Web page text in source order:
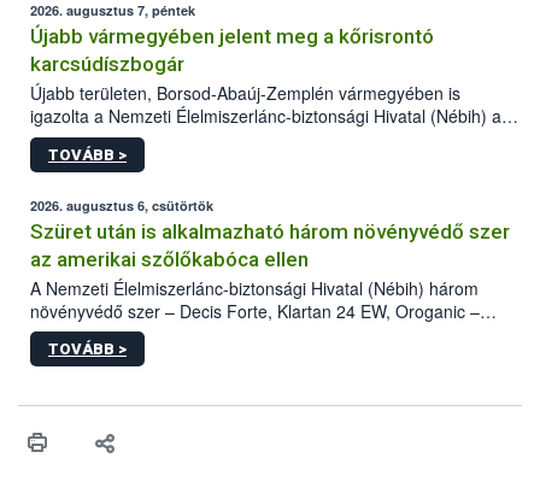
2026. augusztus 7, péntek
Újabb vármegyében jelent meg a kőrisrontó
karcsúdíszbogár
Újabb területen, Borsod-Abaúj-Zemplén vármegyében is
igazolta a Nemzeti Élelmiszerlánc-biztonsági Hivatal (Nébih) a
kőrisrontó karcsúdíszbogár (Agrilus planipennis) jelenlétét. A
kártevőt nem csak színcsapdában találták meg, de már fertőzött
az intenzív felderítést, emellett az intézkedéseket a szlovák
hatósággal is összehangolják a terjedés megállítása érdekében.
TOVÁBB >
2026. augusztus 6, csütörtök
Szüret után is alkalmazható három növényvédő szer
az amerikai szőlőkabóca ellen
A Nemzeti Élelmiszerlánc-biztonsági Hivatal (Nébih) három
növényvédő szer – Decis Forte, Klartan 24 EW, Oroganic –
engedélyokiratát módosította, így azok a szüretet követően,
egészen a vesszőérettség (BBCH 91) stádiumáig
érésű szőlőkben is legyen lehetőség a károsító elleni további
felhasználók számára is elérhető és ökológiai termesztésben is
TOVÁBB >